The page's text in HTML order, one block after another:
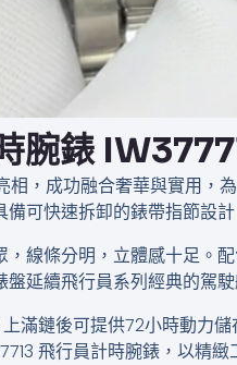
腕錶​
相，成功融合奢華與實用
可快速拆卸的錶帶指節設
線條分明，立體感十足
延續飛行員系列經典的駕
鏈後可提供72小時動力
飛行員計時腕錶，以精